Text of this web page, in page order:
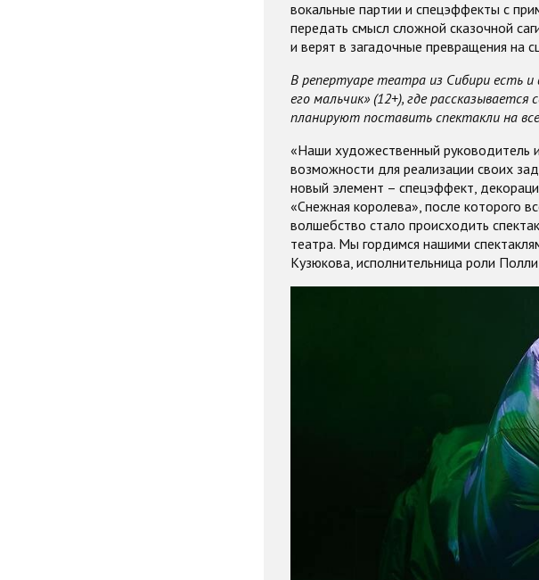
вокальные партии и спецэффекты с
передать смысл сложной сказочной
и верят в загадочные превращения на
В репертуаре театра из Сибири есть и
его мальчик» (12+), где
планируют поставить спектакли на
«Наши художественный руководитель
возможности для реализации своих
новый элемент – спецэффект,
«Снежная королева», после которого
волшебство стало происходить
театра. Мы гордимся нашими
Кузюкова, исполнительница роли